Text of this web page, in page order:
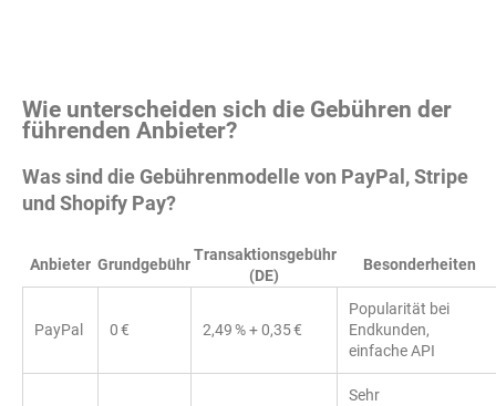
Wie unterscheiden sich die Gebühren der
führenden Anbieter?
Was sind die Gebührenmodelle von PayPal, Stripe
und Shopify Pay?
Anbieter Grundgebühr
Transaktionsgebühr
(DE)
Besonderheiten
PayPal 0 € 2,49 % + 0,35 €
Popularität bei
Endkunden,
einfache API
Sehr